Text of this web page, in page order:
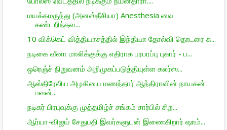
மயக்கமருந்து (அனஸ்தீசியா) Anesthesia வை
கண்டறிந்தவ...
10 விக்கெட் வித்தியாசத்தில் இந்தியா தோல்வி தொடரை க...
நடிகை வீனா மாலிக்குக்கு எதிராக பரபரப்பு புகார் - ப...
ஒரெஞ்ச் நிறு­வனம் அறி­மு­கப்­ப­டுத்­தி­யுள்ள கலர்ஸ...
ஆஸ்திரேலிய அழகியை மணந்தார் ஆந்திராவின் நாயகன்
பவன்...
நடிகர் பிரபுவுக்கு முத்தமிழ்ச் சங்கம் சார்பில் சிற...
ஆர்யா-விஜய் சேதுபதி இவர்களுடன் இணைகிறார் ஷாம்...